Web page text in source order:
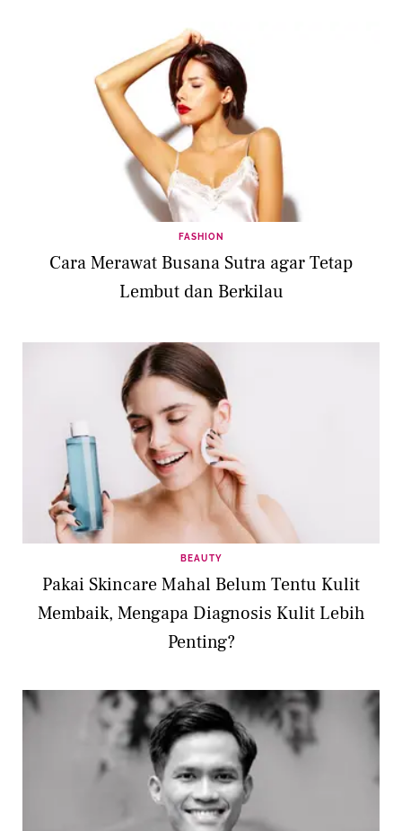
FASHION
Cara Merawat Busana Sutra agar Tetap
Lembut dan Berkilau
BEAUTY
Pakai Skincare Mahal Belum Tentu Kulit
Membaik, Mengapa Diagnosis Kulit Lebih
Penting?